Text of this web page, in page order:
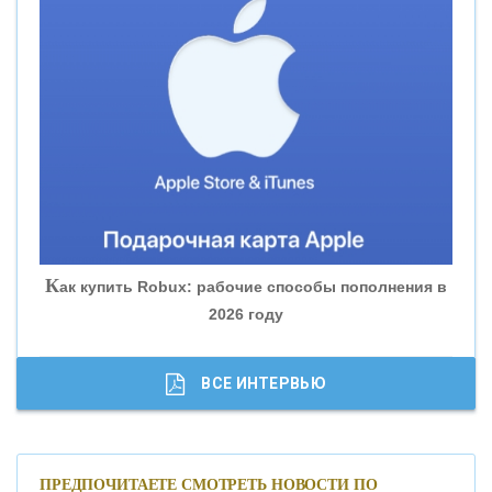
«ВНЕШПРОМБАНК»
«БАНК ГЛОБЭКС»
«СОВКОМБАНК»
«ГАЗПРОМБАНК»
«МОСКОВСКИЙ КРЕДИТНЫЙ БАНК»
Как купить Robux: рабочие способы пополнения в
2026 году
ВСЕ ИНТЕРВЬЮ
ПРЕДПОЧИТАЕТЕ СМОТРЕТЬ НОВОСТИ ПО